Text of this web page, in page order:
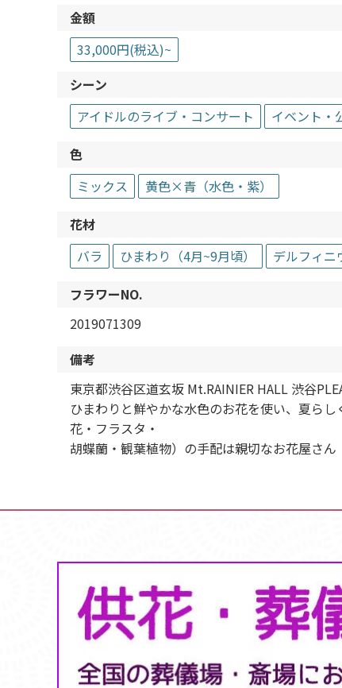
金額
33,000円(税込)~
シーン
アイドルのライブ・コンサート
イベント・
色
ミックス
黄色×青（水色・紫）
花材
バラ
ひまわり（4月~9月頃）
デルフィニ
フラワーNO.
2019071309
備考
東京都渋谷区道玄坂 Mt.RAINIER HALL 渋谷
ひまわりと鮮やかな水色のお花を使い、夏ら
花・フラスタ・
胡蝶蘭・観葉植物）の手配は親切なお花屋さ